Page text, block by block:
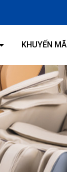
KHUYẾN MÃI